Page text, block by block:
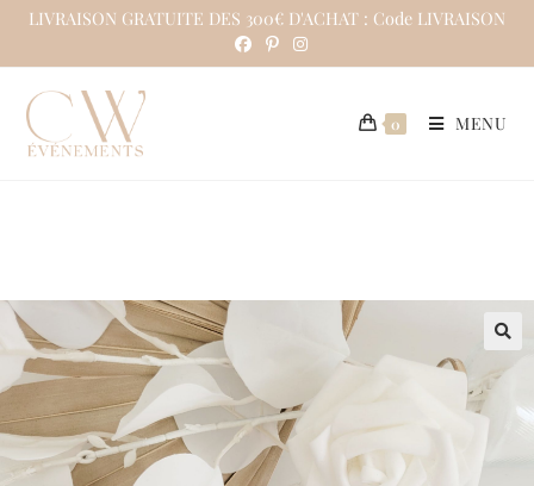
LIVRAISON GRATUITE DES 300€ D'ACHAT : Code LIVRAISON
0 MENU